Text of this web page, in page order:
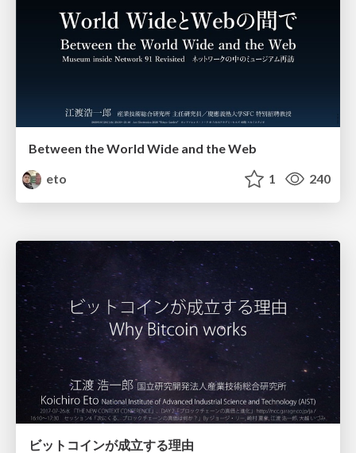
Between the World Wide and the Web
eto
1 240
ビットコインが成立する理由